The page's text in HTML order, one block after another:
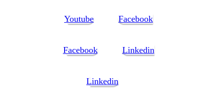
Youtube Facebook
Facebook Linkedin
Linkedin